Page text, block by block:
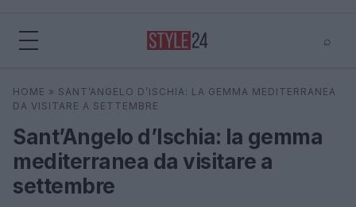
⌕
Cerca ⌕ ×
HOME » SANT’ANGELO D’ISCHIA: LA GEMMA MEDITERRANEA
DA VISITARE A SETTEMBRE
Sant’Angelo d’Ischia: la gemma
mediterranea da visitare a
settembre